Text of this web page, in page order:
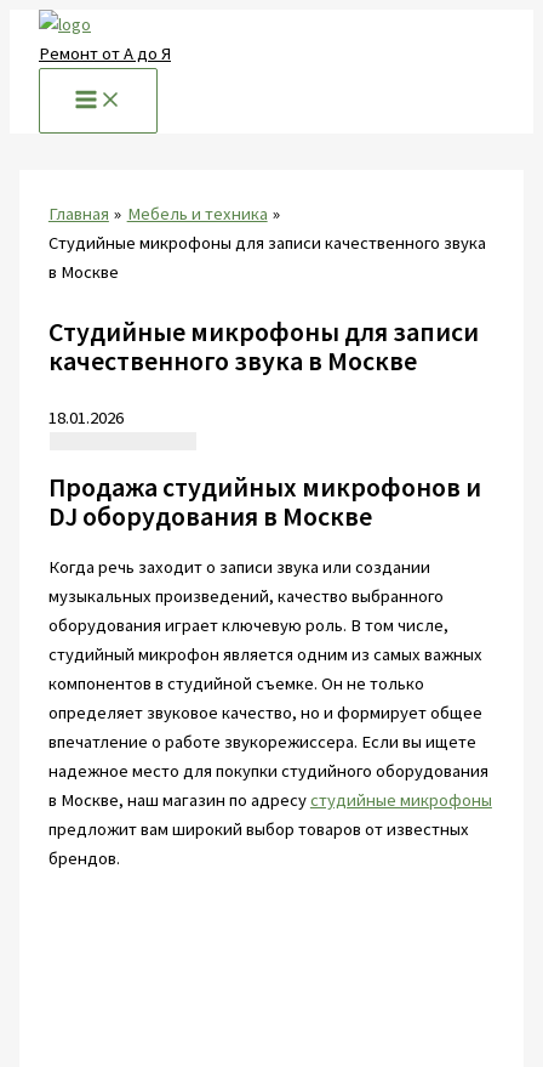
Перейти
Ремонт от А до Я
Главная
Мебель и техника
Студийные микрофоны для записи качественного звука
в Москве
Студийные микрофоны для записи
качественного звука в Москве
18.01.2026
Продажа студийных микрофонов и
DJ оборудования в Москве
Когда речь заходит о записи звука или создании
музыкальных произведений, качество выбранного
оборудования играет ключевую роль. В том числе,
студийный микрофон является одним из самых важных
компонентов в студийной съемке. Он не только
определяет звуковое качество, но и формирует общее
впечатление о работе звукорежиссера. Если вы ищете
надежное место для покупки студийного оборудования
в Москве, наш магазин по адресустудийные микрофоны
предложит вам широкий выбор товаров от известных
брендов.